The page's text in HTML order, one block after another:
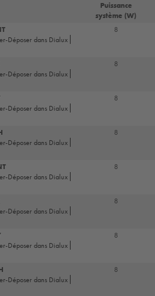
Puissance
système (W)
Déposer dans Dialux
8
Déposer dans Dialux
8
Déposer dans Dialux
8
Déposer dans Dialux
8
Déposer dans Dialux
8
Déposer dans Dialux
8
Déposer dans Dialux
8
Déposer dans Dialux
8